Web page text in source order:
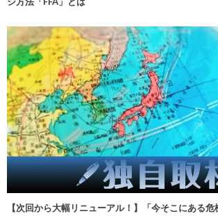
【次回から大幅リニューアル！】「今そこにある